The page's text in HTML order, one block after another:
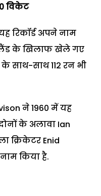
विकेट
रिकॉर्ड अपने नाम
के खिलाफ खेले गए
साथ-साथ 112 रन भी
ने 1960 में यह
के अलावा Ian
क्रिकेटर Enid
किया है.